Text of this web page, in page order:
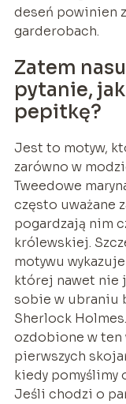
deseń powinien
garderobach.
Zatem
pytanie,
pepitkę?
Jest to motyw,
zarówno w
Tweedowe
często uważane
pogardzają nim
królewskiej.
motywu
której nawet nie
sobie w ubraniu
Sherlock
ozdobione w ten
pierwszych
kiedy pomyślimy
Jeśli chodzi o